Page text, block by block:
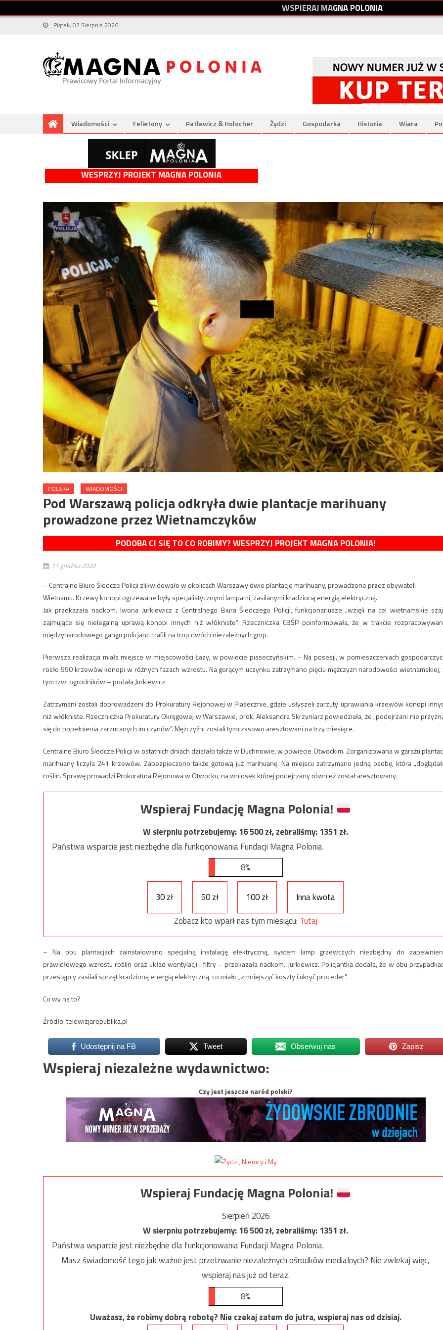
WSPIERAJMAGNAPOLONIA
Piątek, 07 Sierpnia 2026
Wiadomości Felietony Patlewicz & Holocher Żydzi Gospodarka Historia Wiara
WESPRZYJ PROJEKT MAGNA POLONIA
POLSKA WIADOMOŚCI
Pod Warszawą policja odkryła dwie plantacje marihuany
prowadzone przez Wietnamczyków
PODOBA CI SIĘ TO CO ROBIMY? WESPRZYJ PROJEKT MAGNA POLONIA!
11 grudnia 2020
– Centralne Biuro Śledcze Policji zlikwidowało w okolicach Warszawy dwie plantacje marihuany, prowadzone przez obywateli
Wietnamu. Krzewy konopi ogrzewane były specjalistycznymi lampami, zasilanymi kradzioną energią elektryczną.
Jak przekazała nadkom. Iwona Jurkiewicz z Centralnego Biura Śledczego Policji, funkcjonariusze „wzięli na cel wietnamskie
zajmujące się nielegalną uprawą konopi innych niż włókniste”. Rzeczniczka CBŚP poinformowała, że w trakcie
międzynarodowego gangu policjanci trafili na trop dwóch niezależnych grup.
Pierwsza realizacja miała miejsce w miejscowości Łazy, w powiecie piaseczyńskim. – Na posesji, w pomieszczeniach
rosło 550 krzewów konopi w różnych fazach wzrostu. Na gorącym uczynku zatrzymano pięciu mężczyzn narodowości wietnamskiej,
tym tzw. ogrodników – podała Jurkiewicz.
Zatrzymani zostali doprowadzeni do Prokuratury Rejonowej w Piasecznie, gdzie usłyszeli zarzuty uprawiania krzewów konopi
niż włókniste. Rzeczniczka Prokuratury Okręgowej w Warszawie, prok. Aleksandra Skrzyniarz powiedziała, że „podejrzani nie
się do popełnienia zarzucanych im czynów”. Mężczyźni zostali tymczasowo aresztowani na trzy miesiące.
Centralne Biuro Śledcze Policji w ostatnich dniach działało także w Duchnowie, w powiecie Otwockim. Zorganizowana w garażu
marihuany liczyła 241 krzewów. Zabezpieczono także gotową już marihuanę. Na miejscu zatrzymano jedną osobę, która
roślin. Sprawę prowadzi Prokuratura Rejonowa w Otwocku, na wniosek której podejrzany również został aresztowany.
Wspieraj Fundację Magna Polonia!
W sierpniu potrzebujemy:16 500zł, zebraliśmy:1351 zł.
Państwa wsparcie jest niezbędne dla funkcjonowania Fundacji Magna Polonia.
8%
30 zł 50 zł 100 zł
Inna kwota
Zobacz kto wparł nas tym miesiącu: Tutaj
– Na obu plantacjach zainstalowano specjalną instalację elektryczną, system lamp grzewczych niezbędny do
prawidłowego wzrostu roślin oraz układ wentylacji i filtry – przekazała nadkom. Jurkiewicz. Policjantka dodała, że w obu
przestępcy zasilali sprzęt kradzioną energią elektryczną, co miało „zmniejszyć koszty i ukryć proceder”.
Co wy na to?
Źródło: telewizjarepublika.pl
Udostępnij na FB Tweet Obserwuj nas Zapisz
Wspieraj niezależne wydawnictwo:
Czy jest jeszcze naród polski?
Wspieraj Fundację Magna Polonia!
Sierpień 2026
W sierpniu potrzebujemy:16 500zł, zebraliśmy:1351 zł.
Państwa wsparcie jest niezbędne dla funkcjonowania Fundacji Magna Polonia.
Masz świadomość tego jak ważne jest przetrwanie niezależnych ośrodków medialnych? Nie zwlekaj więc,
wspieraj nas już od teraz.
8%
Uważasz, że robimy dobrą robotę? Nie czekaj zatem do jutra, wspieraj nas od dzisiaj.